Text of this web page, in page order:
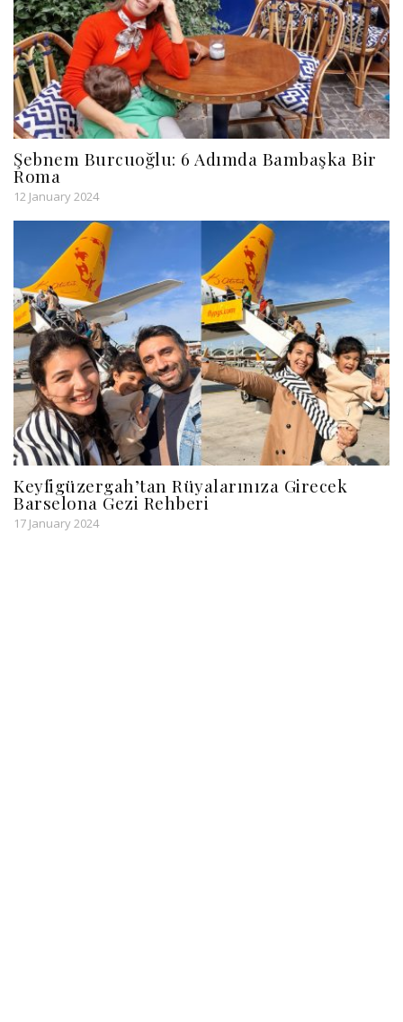
Şebnem Burcuoğlu: 6 Adımda Bambaşka Bir
Roma
12 January 2024
Keyfigüzergah’tan Rüyalarınıza Girecek
Barselona Gezi Rehberi
17 January 2024